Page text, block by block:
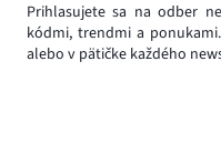
Prihlasujete sa na odber
kódmi, trendmi a
alebo v pätičke každého